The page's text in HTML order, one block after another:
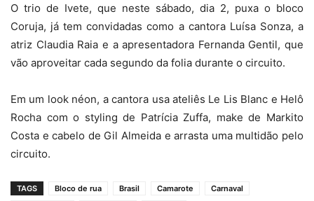
O trio de Ivete, que neste sábado, dia 2, puxa o bloco
Coruja, já tem convidadas como a cantora Luísa Sonza, a
atriz Claudia Raia e a apresentadora Fernanda Gentil, que
vão aproveitar cada segundo da folia durante o circuito.
Em um look néon, a cantora usa ateliês Le Lis Blanc e Helô
Rocha com o styling de Patrícia Zuffa, make de Markito
Costa e cabelo de Gil Almeida e arrasta uma multidão pelo
circuito.
TAGS Bloco de rua Brasil Camarote
Carnaval